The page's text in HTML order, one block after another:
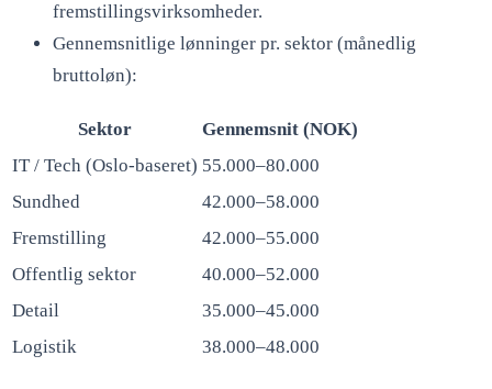
fremstillingsvirksomheder.
Gennemsnitlige lønninger pr. sektor (månedlig
bruttoløn):
Sektor
Gennemsnit (NOK)
IT / Tech (Oslo-baseret) 55.000–80.000
Sundhed
42.000–58.000
Fremstilling
42.000–55.000
Offentlig sektor
40.000–52.000
Detail
35.000–45.000
Logistik
38.000–48.000